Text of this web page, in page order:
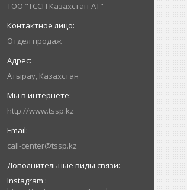
ТОО "ТССП Казахстан-АТ"
Отдел продаж
Атырау, Казахстан
http://www.tssp.kz
call-center@tssp.kz
Instagram